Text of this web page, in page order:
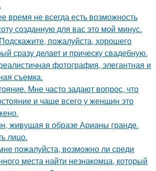
время не всегда есть возможность
созданную для вас это мой минус.
пожалуйста, хорошего
сразу делает и прическу свадебную.
фотография, элегантная и
съемка.
Мне часто задают вопрос, что
и чаще всего у женщин это
живущая в образе Арианы гранде.
лицо.
пожалуйста, возможно ли среди
места найти незнакомца, который